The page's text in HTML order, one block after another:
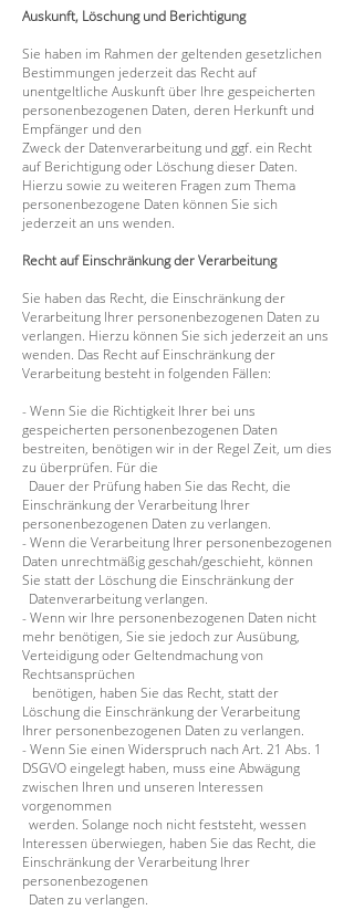
Auskunft, Löschung und Berichtigung
Sie haben im Rahmen der geltenden gesetzlichen
Bestimmungen jederzeit das Recht auf
unentgeltliche Auskunft über Ihre gespeicherten
personenbezogenen Daten, deren Herkunft und
Empfänger und den
Zweck der Datenverarbeitung und ggf. ein Recht
auf Berichtigung oder Löschung dieser Daten.
Hierzu sowie zu weiteren Fragen zum Thema
personenbezogene Daten können Sie sich
jederzeit an uns wenden.
Recht auf Einschränkung der Verarbeitung
Sie haben das Recht, die Einschränkung der
Verarbeitung Ihrer personenbezogenen Daten zu
verlangen. Hierzu können Sie sich jederzeit an uns
wenden. Das Recht auf Einschränkung der
Verarbeitung besteht in folgenden Fällen:
- Wenn Sie die Richtigkeit Ihrer bei uns
gespeicherten personenbezogenen Daten
bestreiten, benötigen wir in der Regel Zeit, um dies
zu überprüfen. Für die
Dauer der Prüfung haben Sie das Recht, die
Einschränkung der Verarbeitung Ihrer
personenbezogenen Daten zu verlangen.
- Wenn die Verarbeitung Ihrer personenbezogenen
Daten unrechtmäßig geschah/geschieht, können
Sie statt der Löschung die Einschränkung der
Datenverarbeitung verlangen.
- Wenn wir Ihre personenbezogenen Daten nicht
mehr benötigen, Sie sie jedoch zur Ausübung,
Verteidigung oder Geltendmachung von
Rechtsansprüchen
benötigen, haben Sie das Recht, statt der
Löschung die Einschränkung der Verarbeitung
Ihrer personenbezogenen Daten zu verlangen.
- Wenn Sie einen Widerspruch nach Art. 21 Abs. 1
DSGVO eingelegt haben, muss eine Abwägung
zwischen Ihren und unseren Interessen
vorgenommen
werden. Solange noch nicht feststeht, wessen
Interessen überwiegen, haben Sie das Recht, die
Einschränkung der Verarbeitung Ihrer
personenbezogenen
Daten zu verlangen.